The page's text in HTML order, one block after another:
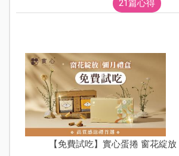
21篇心得
【免費試吃】實心蛋捲 窗花綻